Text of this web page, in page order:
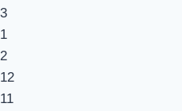
3
1
2
12
11